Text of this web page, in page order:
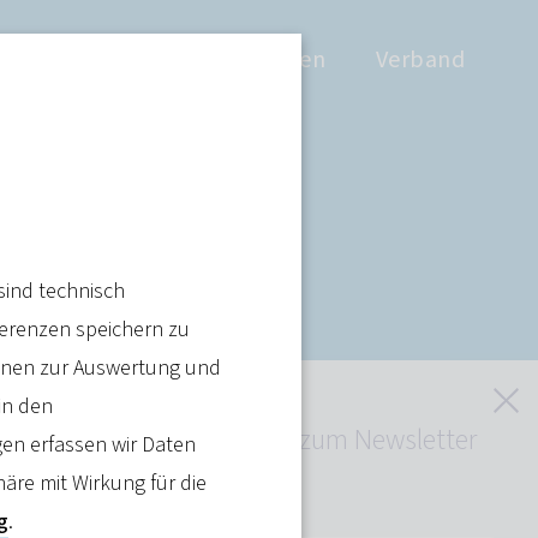
Wissen Verband
Jetzt kostenlos zum Newsletter
anmelden
technisch
speichern zu
zur Auswertung und
den
erfassen wir Daten
mit Wirkung für die
.